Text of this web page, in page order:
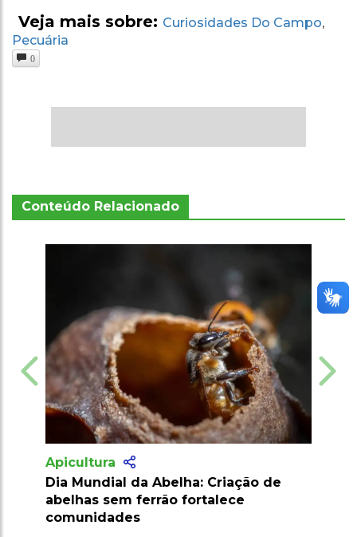
Veja mais sobre: Curiosidades Do Campo,
Pecuária
0
Conteúdo Relacionado
Apicultura
Dia Mundial da Abelha: Criação de
abelhas sem ferrão fortalece
comunidades
Brasil